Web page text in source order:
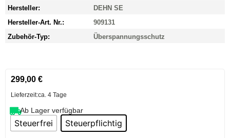
Hersteller:
DEHN SE
Hersteller-Art. Nr.:
909131
Zubehör-Typ:
Überspannungsschutz
299,00 €
Lieferzeit:ca. 4 Tage
Ab Lager verfügbar
Steuerfrei Steuerpflichtig